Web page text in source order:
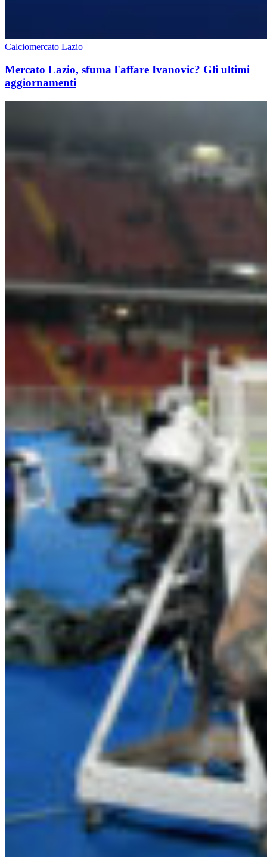
Calciomercato Lazio
Mercato Lazio, sfuma l'affare Ivanovic? Gli ultimi
aggiornamenti